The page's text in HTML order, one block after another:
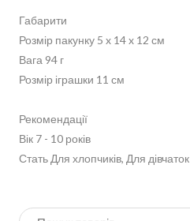
Габарити
Розмір пакунку 5 x 14 x 12 см
Вага 94 г
Розмір іграшки 11 см
Рекомендації
Вік 7 - 10 років
Стать Для хлопчиків, Для дівчаток